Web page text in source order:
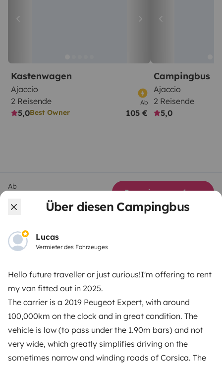
Über diesen Campingbus
Lucas
Vermieter des Fahrzeuges
Hello future traveller or just curious!I'm offering to rent
my van fitted out in 2025.
The carrier is a 2019 Peugeot Expert, with around
100,000km on the clock and in great condition. The
vehicle is low (to pass under the 1.90m bars) and not
very wide, which greatly simplifies driving on the
sometimes narrow and winding roads of Corsica. The
Kastenwagen
Ajaccio
2 Reisende
5,0Best Owner
Ab
105 €
Campingbus
Ajaccio
2 Reisende
5,0
Ab
Reservierungsanfrage
Wohnmobilen und Campern zwischen Privatpersonen
einfach und sicher macht. Wir agieren als Vermittler
und bieten eine schlüsselfertige Lösung für Menschen,
die Wohnmobile von privat mieten möchten.
Note 4.55/5 von 208 Kundenbewertungen auf Trusted
Shops